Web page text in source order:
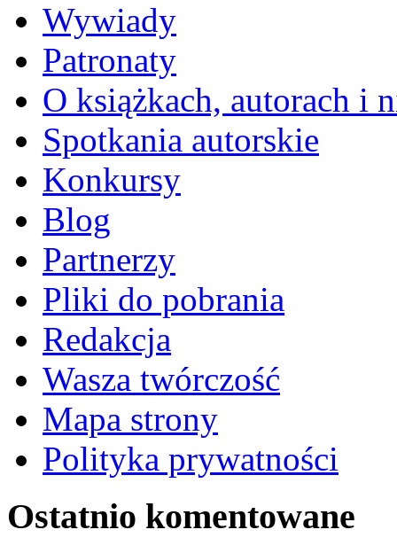
Wywiady
Patronaty
O książkach, autorach i
Spotkania autorskie
Konkursy
Blog
Partnerzy
Pliki do pobrania
Redakcja
Wasza twórczość
Mapa strony
Polityka prywatności
Ostatnio komentowane